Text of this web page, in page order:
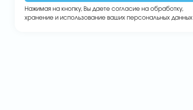
Нажимая на кнопку, Вы даете согласие на обработку,
хранение и использование ваших персональных данных